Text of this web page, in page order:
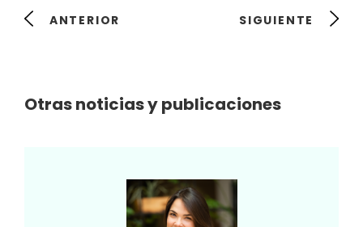
ANTERIOR SIGUIENTE
Otras noticias y publicaciones